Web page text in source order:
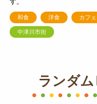
和食 洋食 カフ
中津川市街
ランダ